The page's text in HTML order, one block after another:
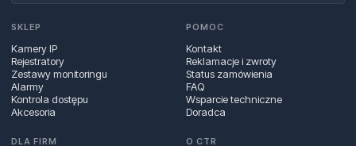
SKLEP
Kamery IP
Rejestratory
Zestawy monitoringu
Alarmy
Kontrola dostępu
Akcesoria
POMOC
Kontakt
Reklamacje i zwroty
Status zamówienia
FAQ
Wsparcie techniczne
Doradca
DLA FIRM O CTR